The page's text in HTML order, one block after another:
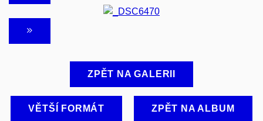
ZPĚT NA GALERII
VĚTŠÍ FORMÁT ZPĚT NA ALBUM